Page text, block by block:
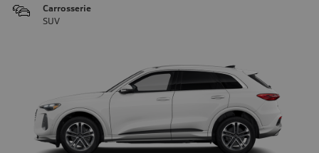
Carrosserie
SUV